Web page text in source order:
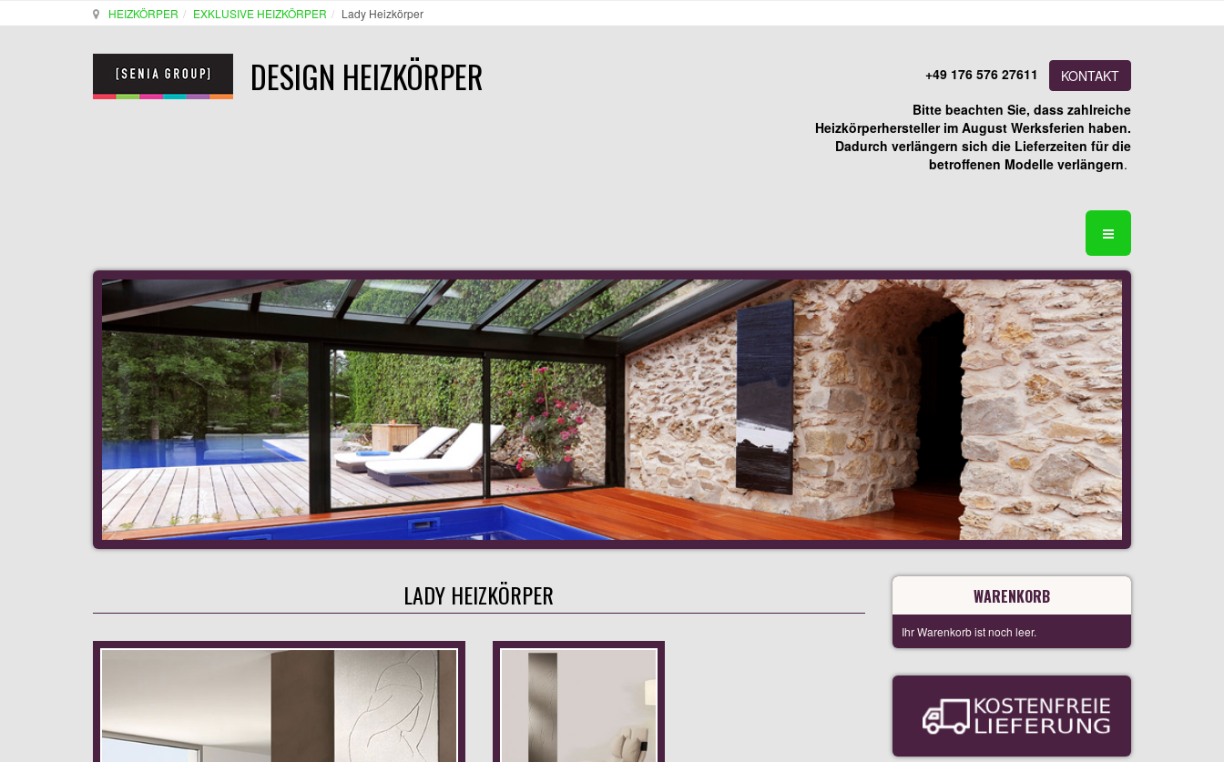
HEIZKÖRPER EXKLUSIVE HEIZKÖRPER Lady Heizkörper
DESIGN HEIZKÖRPER +49 176 576 27611
KONTAKT
Bitte beachten Sie, dass zahlreiche
Heizkörperhersteller im August Werksferien haben.
Dadurch verlängern sich die Lieferzeiten für die
betroffenen Modelle verlängern.
LADY HEIZKÖRPER WARENKORB
Ihr Warenkorb ist noch leer.